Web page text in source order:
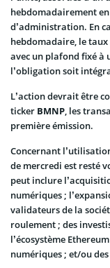
hebdomadairement
d’administration. En
hebdomadaire, le taux
avec un plafond fixé à
l’obligation soit
L’action devrait être
ticker BMNP , les
première émission.
Concernant
de mercredi est resté
peut inclure
numériques ;
validateurs de la
roulement ; des
l’écosystème
numériques ; et/ou